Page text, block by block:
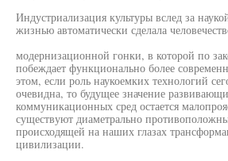
Индустриализация культуры вслед за
жизнью автоматически сделала
модернизационной гонки, в которой по
побеждает функционально более
этом, если роль наукоемких технологий
очевидна, то будущее значение
коммуникационных сред остается
существуют диаметрально
происходящей на наших глазах
цивилизации.